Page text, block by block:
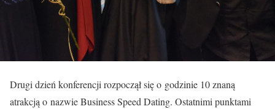
Drugi dzień konferencji rozpoczął się o godzinie 10 znaną
atrakcją o nazwie Business Speed Dating. Ostatnimi punktami